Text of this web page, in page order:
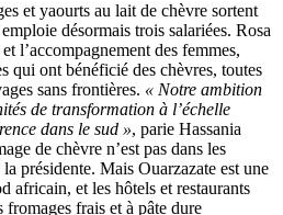
et yaourts au lait de chèvre sortent
désormais trois salariées. Rosa
l’accompagnement des femmes,
qui ont bénéficié des chèvres, toutes
sans frontières. « Notre ambition
de transformation à l’échelle
dans le sud », parie Hassania
de chèvre n’est pas dans les
présidente. Mais Ouarzazate est une
et les hôtels et restaurants
fromages frais et à pâte dure